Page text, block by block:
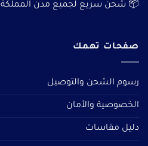
📦 شحن سريع لجميع مدن المملكة
صفحات تهمك
رسوم الشحن والتوصيل
الخصوصية والأمان
دليل مقاسات